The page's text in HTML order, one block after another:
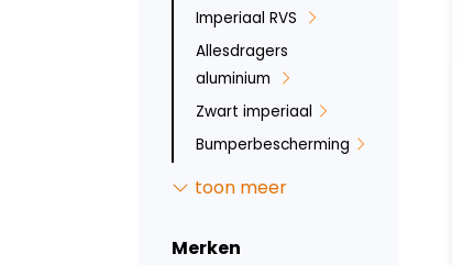
Imperiaal RVS
Allesdragers
aluminium
Zwart imperiaal
Bumperbescherming
Sidebars
Ruit beveiliging
toon meer
Merken